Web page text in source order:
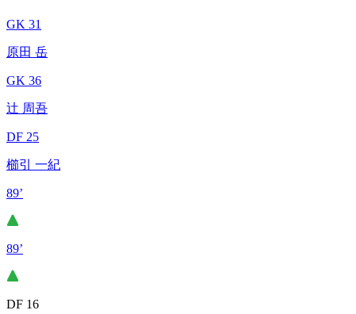
GK 31
原田 岳
GK 36
辻 周吾
DF 25
櫛引 一紀
89’
89’
DF 16